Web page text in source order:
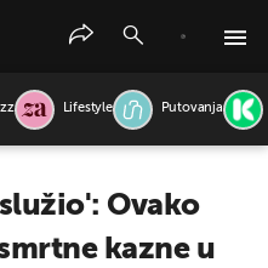
Lifestyle Putovanja
Ovako
kazne u